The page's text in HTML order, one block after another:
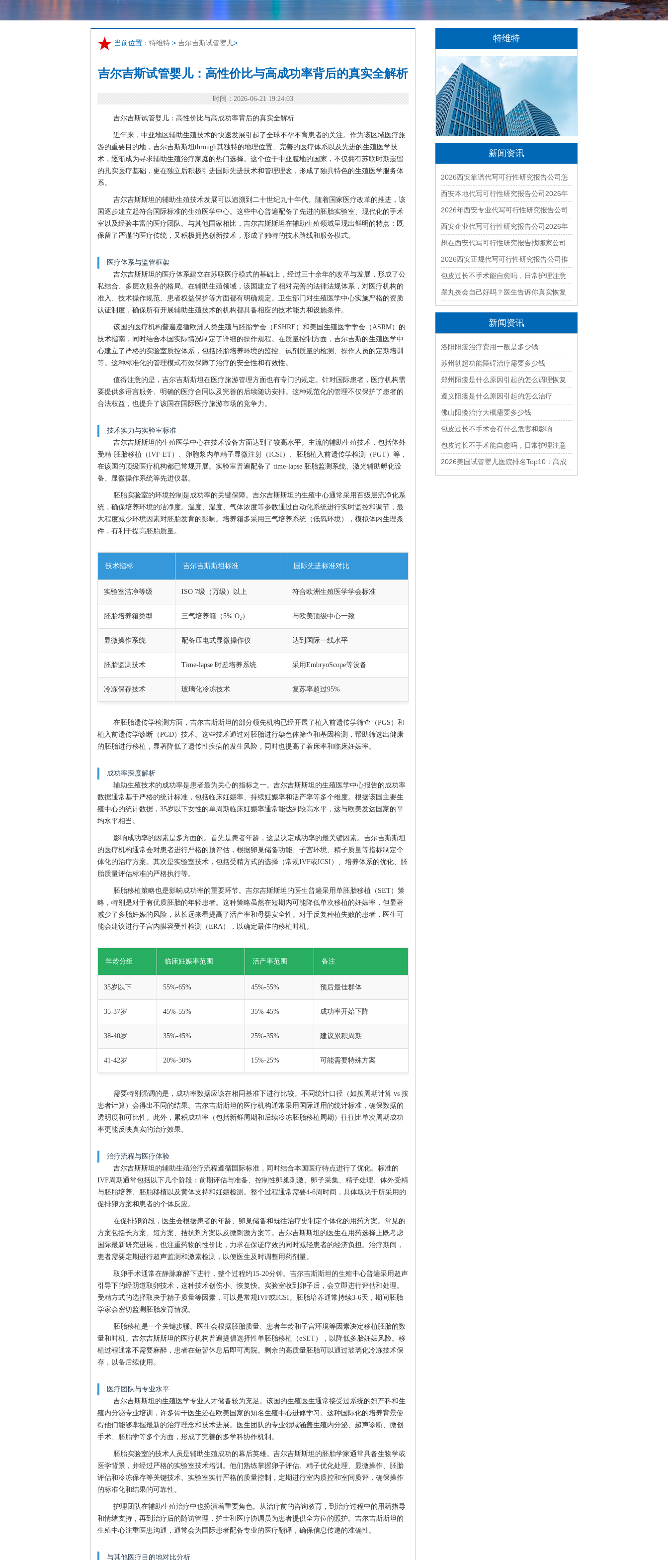
当前位置： 特维特 > 吉尔吉斯试管婴儿>
吉尔吉斯试管婴儿：高性价比与高成功率背后的真实全解析
时间：2026-06-21 19:24:03
吉尔吉斯试管婴儿：高性价比与高成功率背后的真实全解析
近年来，中亚地区辅助生殖技术的快速发展引起了全球不孕不育患者的关注。作为该区域医疗旅
游的重要目的地，吉尔吉斯斯坦through其独特的地理位置、完善的医疗体系以及先进的生殖医学技
术，逐渐成为寻求辅助生殖治疗家庭的热门选择。这个位于中亚腹地的国家，不仅拥有苏联时期遗留
的扎实医疗基础，更在独立后积极引进国际先进技术和管理理念，形成了独具特色的生殖医学服务体
系。
吉尔吉斯斯坦的辅助生殖技术发展可以追溯到二十世纪九十年代。随着国家医疗改革的推进，该
国逐步建立起符合国际标准的生殖医学中心。这些中心普遍配备了先进的胚胎实验室、现代化的手术
室以及经验丰富的医疗团队。与其他国家相比，吉尔吉斯斯坦在辅助生殖领域呈现出鲜明的特点：既
保留了严谨的医疗传统，又积极拥抱创新技术，形成了独特的技术路线和服务模式。
医疗体系与监管框架
吉尔吉斯斯坦的医疗体系建立在苏联医疗模式的基础上，经过三十余年的改革与发展，形成了公
私结合、多层次服务的格局。在辅助生殖领域，该国建立了相对完善的法律法规体系，对医疗机构的
准入、技术操作规范、患者权益保护等方面都有明确规定。卫生部门对生殖医学中心实施严格的资质
认证制度，确保所有开展辅助生殖技术的机构都具备相应的技术能力和设施条件。
该国的医疗机构普遍遵循欧洲人类生殖与胚胎学会（ESHRE）和美国生殖医学学会（ASRM）的
技术指南，同时结合本国实际情况制定了详细的操作规程。在质量控制方面，吉尔吉斯的生殖医学中
心建立了严格的实验室质控体系，包括胚胎培养环境的监控、试剂质量的检测、操作人员的定期培训
等。这种标准化的管理模式有效保障了治疗的安全性和有效性。
值得注意的是，吉尔吉斯斯坦在医疗旅游管理方面也有专门的规定。针对国际患者，医疗机构需
要提供多语言服务、明确的医疗合同以及完善的后续随访安排。这种规范化的管理不仅保护了患者的
合法权益，也提升了该国在国际医疗旅游市场的竞争力。
技术实力与实验室标准
吉尔吉斯斯坦的生殖医学中心在技术设备方面达到了较高水平。主流的辅助生殖技术，包括体外
受精-胚胎移植（IVF-ET）、卵胞浆内单精子显微注射（ICSI）、胚胎植入前遗传学检测（PGT）等，
在该国的顶级医疗机构都已常规开展。实验室普遍配备了 time-lapse 胚胎监测系统、激光辅助孵化设
备、显微操作系统等先进仪器。
胚胎实验室的环境控制是成功率的关键保障。吉尔吉斯斯坦的生殖中心通常采用百级层流净化系
统，确保培养环境的洁净度。温度、湿度、气体浓度等参数通过自动化系统进行实时监控和调节，最
大程度减少环境因素对胚胎发育的影响。培养箱多采用三气培养系统（低氧环境），模拟体内生理条
件，有利于提高胚胎质量。
技术指标 吉尔吉斯斯坦标准 国际先进标准对比
实验室洁净等级 ISO 7级（万级）以上 符合欧洲生殖医学学会标准
胚胎培养箱类型 三气培养箱（5% O₂） 与欧美顶级中心一致
显微操作系统 配备压电式显微操作仪 达到国际一线水平
胚胎监测技术 Time-lapse 时差培养系统 采用EmbryoScope等设备
冷冻保存技术 玻璃化冷冻技术 复苏率超过95%
在胚胎遗传学检测方面，吉尔吉斯斯坦的部分领先机构已经开展了植入前遗传学筛查（PGS）和
植入前遗传学诊断（PGD）技术。这些技术通过对胚胎进行染色体筛查和基因检测，帮助筛选出健康
的胚胎进行移植，显著降低了遗传性疾病的发生风险，同时也提高了着床率和临床妊娠率。
成功率深度解析
辅助生殖技术的成功率是患者最为关心的指标之一。吉尔吉斯斯坦的生殖医学中心报告的成功率
数据通常基于严格的统计标准，包括临床妊娠率、持续妊娠率和活产率等多个维度。根据该国主要生
殖中心的统计数据，35岁以下女性的单周期临床妊娠率通常能达到较高水平，这与欧美发达国家的平
均水平相当。
影响成功率的因素是多方面的。首先是患者年龄，这是决定成功率的最关键因素。吉尔吉斯斯坦
的医疗机构通常会对患者进行严格的预评估，根据卵巢储备功能、子宫环境、精子质量等指标制定个
体化的治疗方案。其次是实验室技术，包括受精方式的选择（常规IVF或ICSI）、培养体系的优化、胚
胎质量评估标准的严格执行等。
胚胎移植策略也是影响成功率的重要环节。吉尔吉斯斯坦的医生普遍采用单胚胎移植（SET）策
略，特别是对于有优质胚胎的年轻患者。这种策略虽然在短期内可能降低单次移植的妊娠率，但显著
减少了多胎妊娠的风险，从长远来看提高了活产率和母婴安全性。对于反复种植失败的患者，医生可
能会建议进行子宫内膜容受性检测（ERA），以确定最佳的移植时机。
年龄分组 临床妊娠率范围 活产率范围 备注
35岁以下 55%-65% 45%-55% 预后最佳群体
35-37岁 45%-55% 35%-45% 成功率开始下降
38-40岁 35%-45% 25%-35% 建议累积周期
41-42岁 20%-30% 15%-25% 可能需要特殊方案
需要特别强调的是，成功率数据应该在相同基准下进行比较。不同统计口径（如按周期计算 vs 按
患者计算）会得出不同的结果。吉尔吉斯斯坦的医疗机构通常采用国际通用的统计标准，确保数据的
透明度和可比性。此外，累积成功率（包括新鲜周期和后续冷冻胚胎移植周期）往往比单次周期成功
率更能反映真实的治疗效果。
治疗流程与医疗体验
吉尔吉斯斯坦的辅助生殖治疗流程遵循国际标准，同时结合本国医疗特点进行了优化。标准的
IVF周期通常包括以下几个阶段：前期评估与准备、控制性卵巢刺激、卵子采集、精子处理、体外受精
与胚胎培养、胚胎移植以及黄体支持和妊娠检测。整个过程通常需要4-6周时间，具体取决于所采用的
促排卵方案和患者的个体反应。
在促排卵阶段，医生会根据患者的年龄、卵巢储备和既往治疗史制定个体化的用药方案。常见的
方案包括长方案、短方案、拮抗剂方案以及微刺激方案等。吉尔吉斯斯坦的医生在用药选择上既考虑
国际最新研究进展，也注重药物的性价比，力求在保证疗效的同时减轻患者的经济负担。治疗期间，
患者需要定期进行超声监测和激素检测，以便医生及时调整用药剂量。
取卵手术通常在静脉麻醉下进行，整个过程约15-20分钟。吉尔吉斯斯坦的生殖中心普遍采用超声
引导下的经阴道取卵技术，这种技术创伤小、恢复快。实验室收到卵子后，会立即进行评估和处理。
受精方式的选择取决于精子质量等因素，可以是常规IVF或ICSI。胚胎培养通常持续3-6天，期间胚胎
学家会密切监测胚胎发育情况。
胚胎移植是一个关键步骤。医生会根据胚胎质量、患者年龄和子宫环境等因素决定移植胚胎的数
量和时机。吉尔吉斯斯坦的医疗机构普遍提倡选择性单胚胎移植（eSET），以降低多胎妊娠风险。移
植过程通常不需要麻醉，患者在短暂休息后即可离院。剩余的高质量胚胎可以通过玻璃化冷冻技术保
存，以备后续使用。
医疗团队与专业水平
吉尔吉斯斯坦的生殖医学专业人才储备较为充足。该国的生殖医生通常接受过系统的妇产科和生
殖内分泌专业培训，许多骨干医生还在欧美国家的知名生殖中心进修学习。这种国际化的培养背景使
得他们能够掌握最新的治疗理念和技术进展。医生团队的专业领域涵盖生殖内分泌、超声诊断、微创
手术、胚胎学等多个方面，形成了完善的多学科协作机制。
胚胎实验室的技术人员是辅助生殖成功的幕后英雄。吉尔吉斯斯坦的胚胎学家通常具备生物学或
医学背景，并经过严格的实验室技术培训。他们熟练掌握卵子评估、精子优化处理、显微操作、胚胎
评估和冷冻保存等关键技术。实验室实行严格的质量控制，定期进行室内质控和室间质评，确保操作
的标准化和结果的可靠性。
护理团队在辅助生殖治疗中也扮演着重要角色。从治疗前的咨询教育，到治疗过程中的用药指导
和情绪支持，再到治疗后的随访管理，护士和医疗协调员为患者提供全方位的照护。吉尔吉斯斯坦的
生殖中心注重医患沟通，通常会为国际患者配备专业的医疗翻译，确保信息传递的准确性。
与其他医疗目的地对比分析
特维特
特维特科技（TecWit Technology）是一
家专注于数字化技术创新与应用的科技企业。
公司致力于为客户提供涵盖人工智能、软件开
发、网站建设、云计算、大数据及数字营销等
领域的综合解决方案...[详情]
新闻资讯
2026西安靠谱代写可行性研究报告公司怎
么找？本地实力机构深度对比推荐
西安本地代写可行性研究报告公司2026年
哪家好？专业编制一站式服务
2026年西安专业代写可行性研究报告公司
有哪些？本地正规资质团队汇总
西安企业代写可行性研究报告公司2026年
最新排名与收费标准全面解析
想在西安代写可行性研究报告找哪家公司
好？2026本地靠谱机构精选指南
2026西安正规代写可行性研究报告公司推
荐｜本地专业编制团队快速出稿
包皮过长不手术能自愈吗，日常护理注意
什么
睾丸炎会自己好吗？医生告诉你真实恢复
过程
新闻资讯
洛阳阳痿治疗费用一般是多少钱
苏州勃起功能障碍治疗需要多少钱
郑州阳痿是什么原因引起的怎么调理恢复
遵义阳痿是什么原因引起的怎么治疗
佛山阳痿治疗大概需要多少钱
包皮过长不手术会有什么危害和影响
包皮过长不手术能自愈吗，日常护理注意
什么
2026美国试管婴儿医院排名Top10：高成
功率&费用对比指南